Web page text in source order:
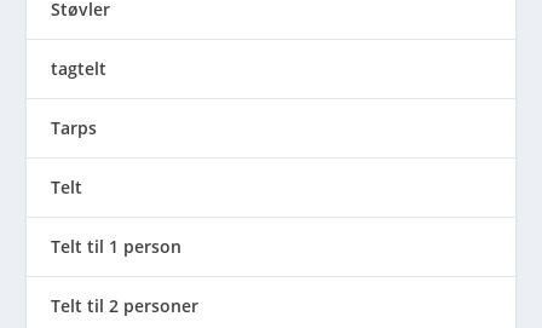
Støvler
tagtelt
Tarps
Telt
Telt til 1 person
Telt til 2 personer